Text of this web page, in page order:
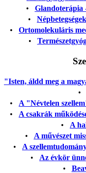
• Glandoterápia
•
• Ortomolekuláris
•
"Isten, áldd meg a
•
• A "Névtelen
• A csakrák
• A
• A művészet
• A
• Az évkör
•